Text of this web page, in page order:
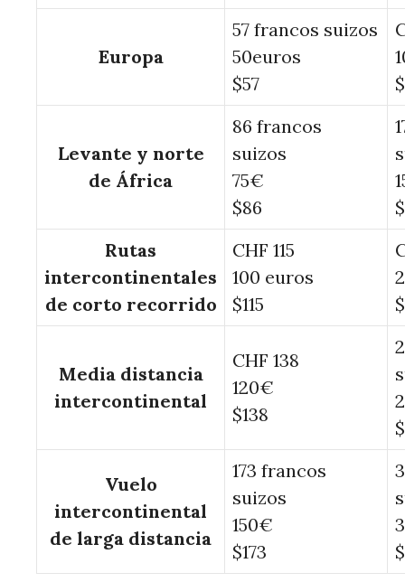
Europa
57 francos suizos
50euros
$57
Levante y norte
de África
86 francos
suizos
75€
$86
Rutas
intercontinentales
de corto recorrido
CHF 115
100 euros
$115
Media distancia
intercontinental
CHF 138
120€
$138
Vuelo
intercontinental
de larga distancia
173 francos
suizos
150€
$173